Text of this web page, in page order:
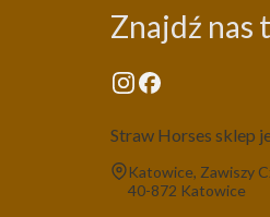
Znajdź nas
Straw Horses sklep
Adres:
Katowice, Zawiszy
40-872 Katowice